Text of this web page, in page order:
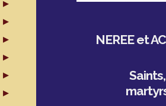
NEREE et
Saints,